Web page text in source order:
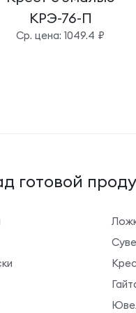
КРЭ-76-П
Cр. цена: 1049.4 ₽
готовой